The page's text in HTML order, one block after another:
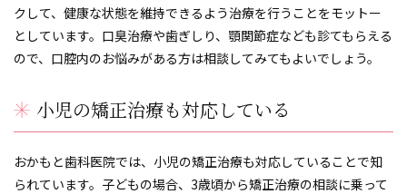
クして、健康な状態を維持できるよう治療を行うことをモットー
としています。口臭治療や歯ぎしり、顎関節症なども診てもらえる
ので、口腔内のお悩みがある方は相談してみてもよいでしょう。
小児の矯正治療も対応している
おかもと歯科医院では、小児の矯正治療も対応していることで知
られています。子どもの場合、3歳頃から矯正治療の相談に乗って